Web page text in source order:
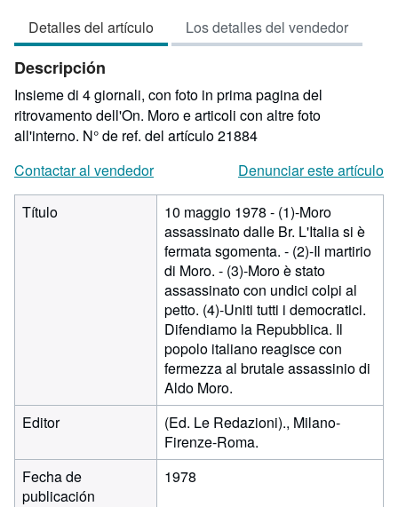
2
de
estrellas
Detalles del artículo Los detalles del vendedor
Descripción
Insieme di 4 giornali, con foto in prima pagina del
ritrovamento dell'On. Moro e articoli con altre foto
all'interno. N° de ref. del artículo 21884
Contactar al vendedor
Denunciar este artículo
Título
10 maggio 1978 - (1)-Moro
assassinato dalle Br. L'Italia si è
fermata sgomenta. - (2)-Il martirio
di Moro. - (3)-Moro è stato
assassinato con undici colpi al
petto. (4)-Uniti tutti i democratici.
Difendiamo la Repubblica. Il
popolo italiano reagisce con
fermezza al brutale assassinio di
Aldo Moro.
Editor
(Ed. Le Redazioni)., Milano-
Firenze-Roma.
Fecha de
publicación
1978